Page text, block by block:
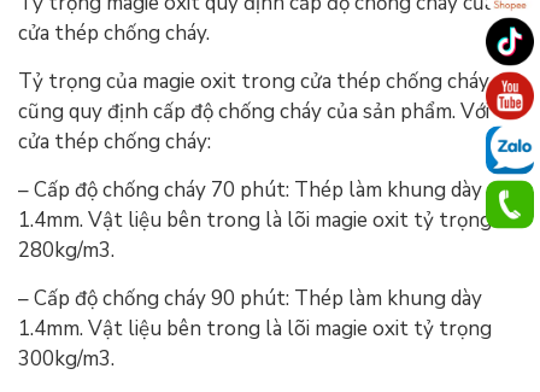
cửa thép chống cháy.
Tỷ trọng của magie oxit trong cửa thép chống cháy
cũng quy định cấp độ chống cháy của sản phẩm. Với
cửa thép chống cháy:
– Cấp độ chống cháy 70 phút: Thép làm khung dày
1.4mm. Vật liệu bên trong là lõi magie oxit tỷ trọng
280kg/m3.
– Cấp độ chống cháy 90 phút: Thép làm khung dày
1.4mm. Vật liệu bên trong là lõi magie oxit tỷ trọng
300kg/m3.